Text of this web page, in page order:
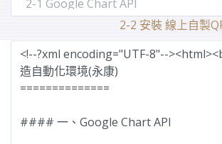
2-2 安裝 線上自製